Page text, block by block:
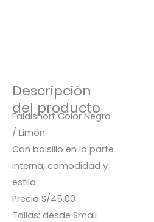
Descripción
del producto
Faldishort Color Negro
/ Limón
Con bolsillo en la parte
interna, comodidad y
estilo.
Precio S/45.00
Tallas: desde Small